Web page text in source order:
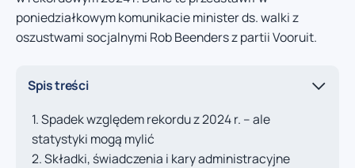
poniedziałkowym komunikacie minister ds. walki z
oszustwami socjalnymi Rob Beenders z partii Vooruit.
Spis treści
Spadek względem rekordu z 2024 r. – ale
statystyki mogą mylić
Składki, świadczenia i kary administracyjne